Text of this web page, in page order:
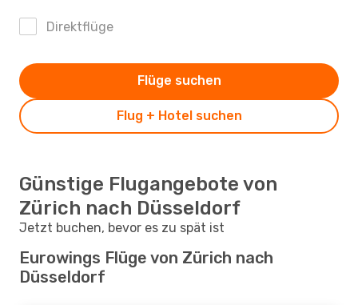
Direktflüge
Flug + Hotel suchen
Flüge suchen
Günstige Flugangebote von
Zürich nach Düsseldorf
Jetzt buchen, bevor es zu spät ist
Eurowings Flüge von Zürich nach
Düsseldorf